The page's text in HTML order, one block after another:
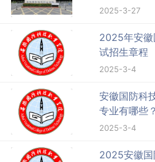
2025-3-27
2025年安徽
试招生章程
2025-3-4
安徽国防科
专业有哪些？
2025-3-4
2025安徽国